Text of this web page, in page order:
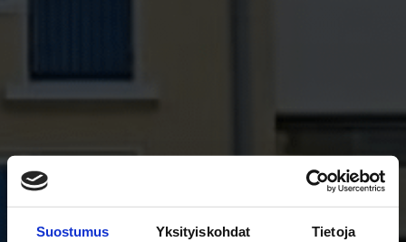
Suostumus Yksityiskohdat Tietoja